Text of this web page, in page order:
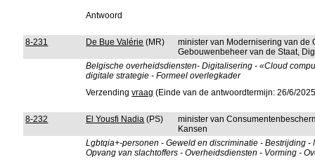
Antwoord
8-231 De Bue Valérie (MR)
minister van Modernisering van de
Gebouwenbeheer van de Staat,
Belgische overheidsdiensten- Digitalisering - «Cloud
digitale strategie - Formeel overlegkader
Verzendingvraag (Einde van de antwoordtermijn: 26/6/
8-232 El Yousfi Nadia (PS)
minister van
Kansen
Lgbtqia+-personen - Geweld en discriminatie - Bestrijding
Opvang van slachtoffers - Overheidsdiensten - Vorming -